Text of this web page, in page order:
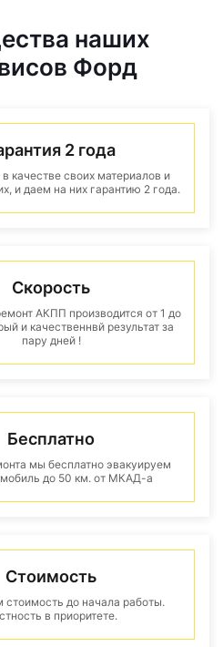
наших
Форд
2 года
качестве своих материалов и
и даем на них гарантию 2 года.
Скорость
АКПП производится от 1 до
и качественнвй результат за
пару дней !
Бесплатно
мы бесплатно эвакуируем
до 50 км. от МКАД-а
Стоимость
стоимость до начала работы.
в приоритете.